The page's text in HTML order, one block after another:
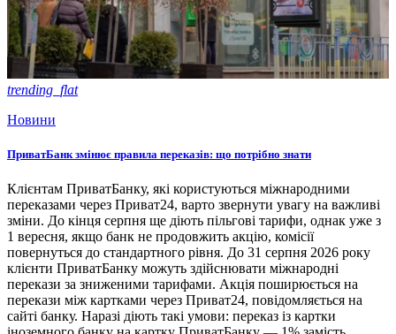
trending_flat
Новини
ПриватБанк змінює правила переказів: що потрібно знати
Клієнтам ПриватБанку, які користуються міжнародними
переказами через Приват24, варто звернути увагу на важливі
зміни. До кінця серпня ще діють пільгові тарифи, однак уже з
1 вересня, якщо банк не продовжить акцію, комісії
повернуться до стандартного рівня. До 31 серпня 2026 року
клієнти ПриватБанку можуть здійснювати міжнародні
перекази за зниженими тарифами. Акція поширюється на
перекази між картками через Приват24, повідомляється на
сайті банку. Наразі діють такі умови: переказ із картки